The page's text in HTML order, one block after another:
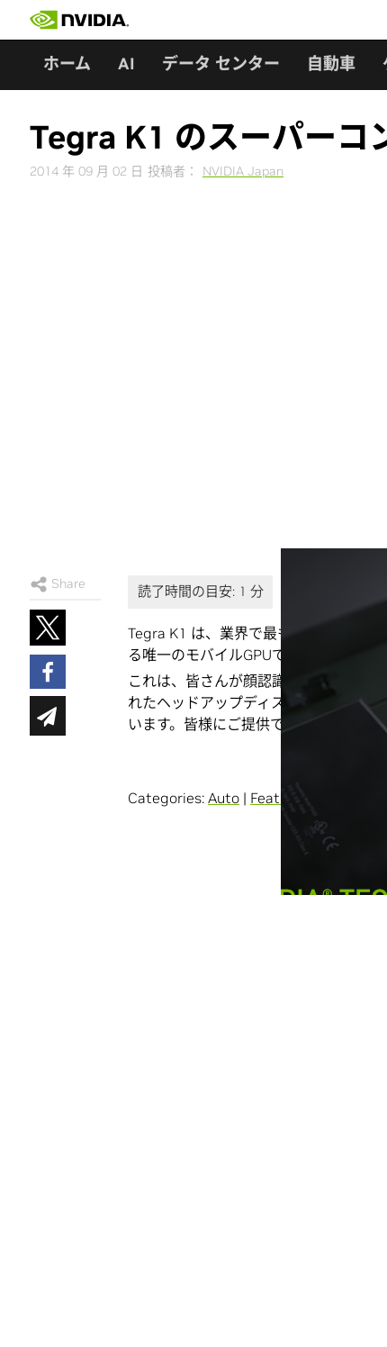
ホーム AI データ センター 自動車
Tegra K1 のスーパーコ
2014 年 09 月 02 日 投稿者： NVIDIA Japan
Share
Tegra K1 は、業界で最も革新的な
る唯一のモバイルGPUです。
これは、皆さんが顔認識、拡張現実、
れたヘッドアップディスプレイにより
います。皆様にご提供できることは、
Categories: Auto | Featured